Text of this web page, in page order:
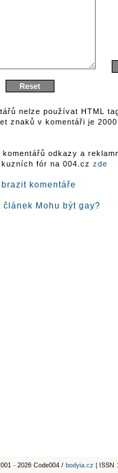
nelze používat HTML
znaků v komentáři je 2000.
odkazy a
fór na 004.cz zde
komentáře
článek Mohu být gay?
- 2026 Code004 / bodyia.cz | ISSN